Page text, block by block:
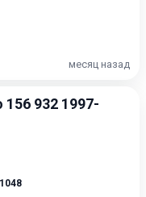
месяц назад
932 1997-